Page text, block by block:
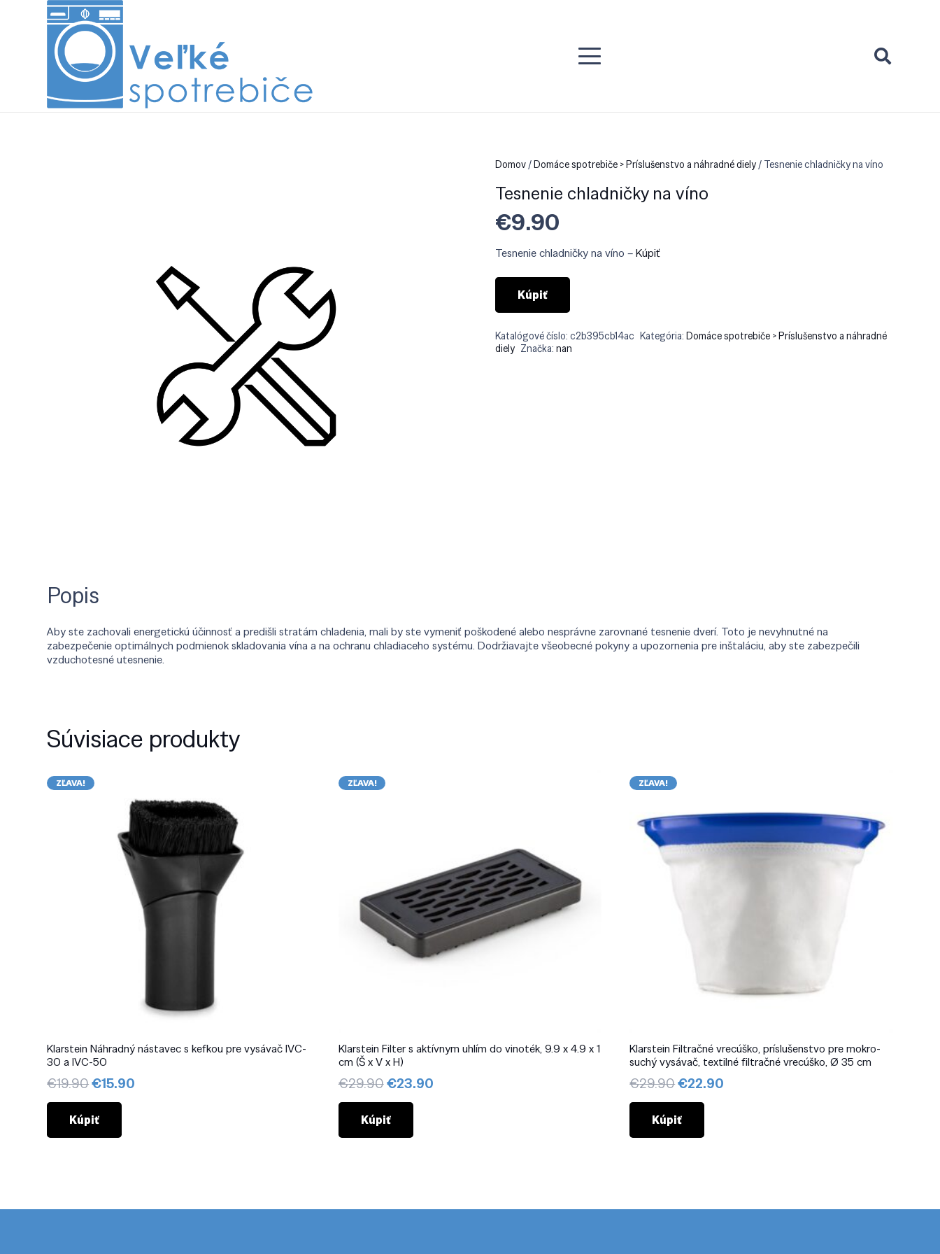
Domov/Domáce spotrebiče > Príslušenstvo a náhradné diely/ Tesnenie chladničky na víno
Tesnenie chladničky na víno
€9.90
Tesnenie chladničky na víno –Kúpiť
Kúpiť
Katalógové číslo:c2b395cb14ac Kategória:Domáce spotrebiče > Príslušenstvo a náhradné
diely Značka:nan
Popis
Aby ste zachovali energetickú účinnosť a predišli stratám chladenia, mali by ste vymeniť poškodené alebo nesprávne zarovnané tesnenie dverí. Toto je nevyhnutné na
zabezpečenie optimálnych podmienok skladovania vína a na ochranu chladiaceho systému. Dodržiavajte všeobecné pokyny a upozornenia pre inštaláciu, aby ste zabezpečili
vzduchotesné utesnenie.
Súvisiace produkty
ZĽAVA!
Klarstein Náhradný nástavec s kefkou pre vysávač IVC-
30 a IVC-50
€19.90Pôvodná
cena
bola:
€19.90.
€15.90
Kúpiť
ZĽAVA!
Klarstein Filter s aktívnym uhlím do vinoték, 9.9 x 4.9 x 1
cm (Š x V x H)
€29.90Pôvodná
cena
bola:
€29.90.
€23.90Aktuálna
Kúpiť
ZĽAVA!
Klarstein Filtračné vrecúško, príslušenstvo pre mokro-
suchý vysávač, textilné filtračné vrecúško, Ø 35 cm
€29.90Pôvodná
cena
bola:
€29.90.
€22.90
Kúpiť